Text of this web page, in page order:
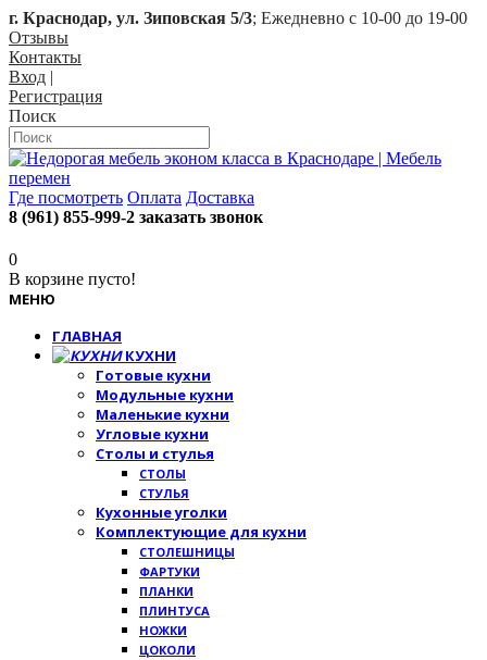
г. Краснодар, ул. Зиповская 5/3; Ежедневно с 10-00 до 19-00
Отзывы
Контакты
Вход |
Регистрация
Поиск
Где посмотреть Оплата Доставка
8 (961) 855-999-2 заказать звонок
0
В корзине пусто!
МЕНЮ
ГЛАВНАЯ
КУХНИ
Готовые кухни
Модульные кухни
Маленькие кухни
Угловые кухни
Столы и стулья
СТОЛЫ
СТУЛЬЯ
Кухонные уголки
Комплектующие для кухни
СТОЛЕШНИЦЫ
ФАРТУКИ
ПЛАНКИ
ПЛИНТУСА
НОЖКИ
ЦОКОЛИ